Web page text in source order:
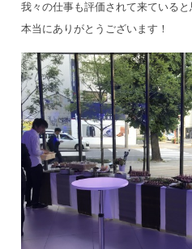
我々の仕事も評価されて来ている
本当にありがとうございます！